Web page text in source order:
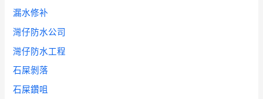
漏水修补
灣仔防水公司
灣仔防水工程
石屎剝落
石屎鑽咀